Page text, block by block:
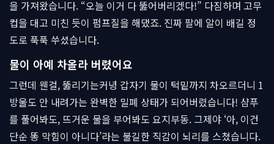
을 가져왔습니다. “오늘 이거 다 뚫어버리겠다!” 다짐하며 고무
컵을 대고 미친 듯이 펌프질을 해댔죠. 진짜 팔에 알이 배길 정
도로 푹푹 쑤셨습니다.
물이 아예 차올라 버렸어요
그런데 웬걸, 뚫리기는커녕 갑자기 물이 턱밑까지 차오르더니 1
방울도 안 내려가는 완벽한 밀폐 상태가 되어버렸습니다! 샴푸
를 풀어봐도, 뜨거운 물을 부어봐도 요지부동. 그제야 ‘아, 이건
단순 똥 막힘이 아니다’라는 불길한 직감이 뇌리를 스쳤습니다.